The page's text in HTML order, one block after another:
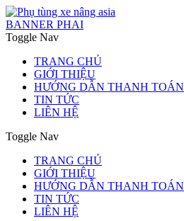
BANNER PHAI
Toggle Nav
TRANG CHỦ
GIỚI THIỆU
HƯỚNG DẪN THANH TOÁN
TIN TỨC
LIÊN HỆ
Toggle Nav
TRANG CHỦ
GIỚI THIỆU
HƯỚNG DẪN THANH TOÁN
TIN TỨC
LIÊN HỆ